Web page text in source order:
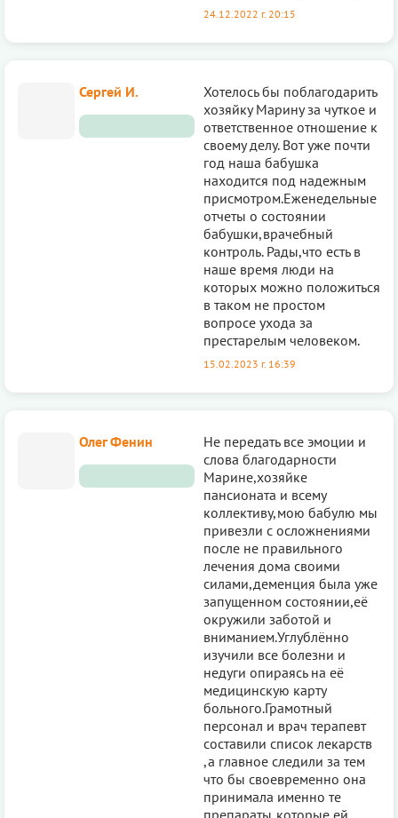
24.12.2022 г. 20:15
Сергей И.
Хотелось бы поблагодарить
хозяйку Марину за чуткое и
ответственное отношение к
своему делу. Вот уже почти
год наша бабушка
находится под надежным
присмотром.Еженедельные
отчеты о состоянии
бабушки,врачебный
контроль. Рады,что есть в
наше время люди на
которых можно положиться
в таком не простом
вопросе ухода за
престарелым человеком.
15.02.2023 г. 16:39
Олег Фенин
Не передать все эмоции и
слова благодарности
Марине,хозяйке
пансионата и всему
коллективу,мою бабулю мы
привезли с осложнениями
после не правильного
лечения дома своими
силами,деменция была уже
запущенном состоянии,её
окружили заботой и
вниманием.Углублённо
изучили все болезни и
недуги опираясь на её
медицинскую карту
больного.Грамотный
персонал и врач терапевт
составили список лекарств
,а главное следили за тем
что бы своевременно она
принимала именно те
препараты,которые ей